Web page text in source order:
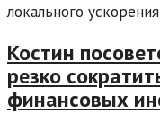
локального
Костин
резко
финансовых